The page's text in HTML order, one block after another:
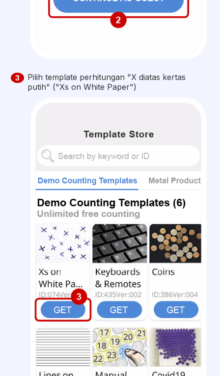
3
Pilih template perhitungan "X diatas kertas
putih" ("Xs on White Paper")